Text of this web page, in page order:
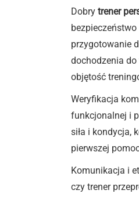
Dobry trener
przygotowanie
dochodzenia
objętość
Weryfikacja
funkcjonalnej i
siła i kondycja,
pierwszej
Komunikacja i
czy trener